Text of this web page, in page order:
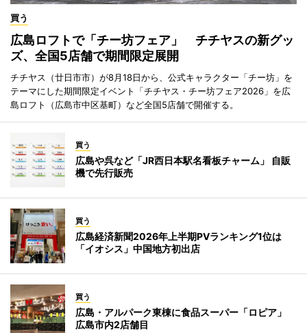
買う
広島ロフトで「チー坊フェア」 チチヤスの新グッ
ズ、全国5店舗で期間限定展開
チチヤス（廿日市市）が8月18日から、公式キャラクター「チー坊」を
テーマにした期間限定イベント「チチヤス・チー坊フェア2026」を広
島ロフト（広島市中区基町）など全国5店舗で開催する。
買う
広島や呉など「JR西日本駅名看板チャーム」 自販
機で先行販売
買う
広島経済新聞2026年上半期PVランキング1位は
「イオシス」中国地方初出店
買う
広島・アルパーク東棟に食品スーパー「ロピア」
広島市内2店舗目